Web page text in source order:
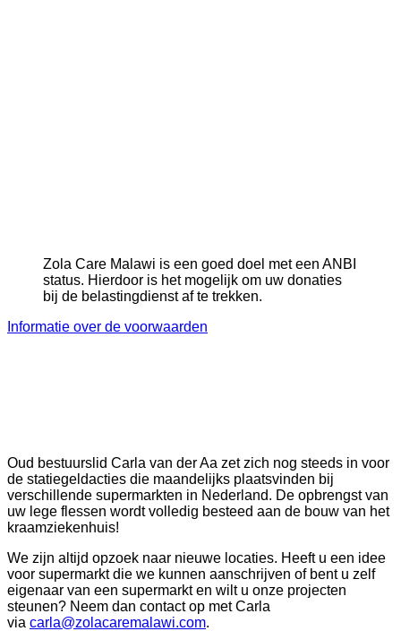
Zola Care Malawi is een goed doel met een ANBI
status. Hierdoor is het mogelijk om uw donaties
bij de belastingdienst af te trekken.
Informatie over de voorwaarden
Oud bestuurslid Carla van der Aa zet zich nog steeds in voor
de statiegeldacties die maandelijks plaatsvinden bij
verschillende supermarkten in Nederland. De opbrengst van
uw lege flessen wordt volledig besteed aan de bouw van het
kraamziekenhuis!
We zijn altijd opzoek naar nieuwe locaties. Heeft u een idee
voor supermarkt die we kunnen aanschrijven of bent u zelf
eigenaar van een supermarkt en wilt u onze projecten
steunen? Neem dan contact op met Carla
via carla@zolacaremalawi.com.